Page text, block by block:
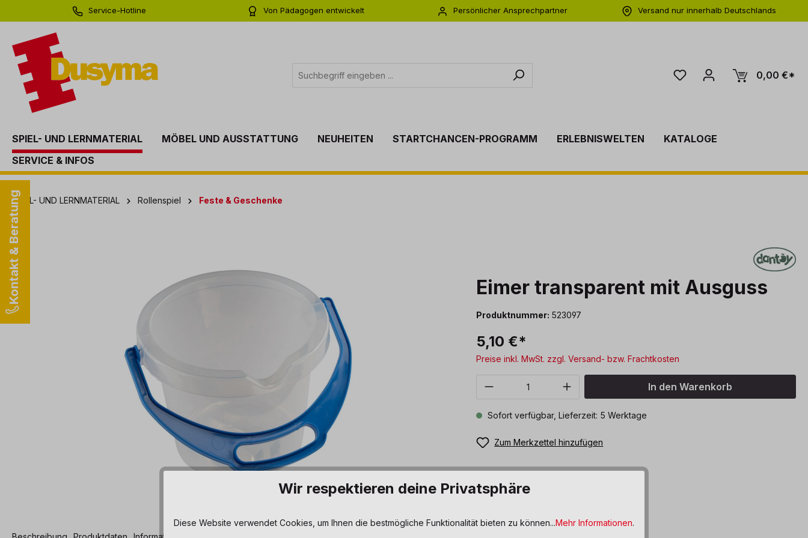
Zur Hauptnavigation springen
Service-Hotline
Von Pädagogen entwickelt
Persönlicher Ansprechpartner
Versand nur innerhalb Deutschlands
0,00 €*
SPIEL- UND LERNMATERIAL MÖBEL UND AUSSTATTUNG NEUHEITEN STARTCHANCEN-PROGRAMM ERLEBNISWELTEN
KATALOGE
SERVICE & INFOS
Kontakt & Beratung
SPIEL- UND LERNMATERIAL Rollenspiel Feste & Geschenke
Bildergalerie überspringen
Eimer transparent mit Ausguss
Produktnummer: 523097
5,10 €*
Preise inkl. MwSt. zzgl. Versand- bzw. Frachtkosten
Produkt Anzahl: Gib den gewünschten Wert
In den Warenkorb
Sofort verfügbar, Lieferzeit: 5 Werktage
Zum Merkzettel hinzufügen
Wir respektieren deine Privatsphäre
Diese Website verwendet Cookies, um Ihnen die bestmögliche Funktionalität bieten zu können...Mehr Informationen.